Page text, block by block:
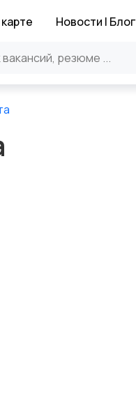
Новости | Блог